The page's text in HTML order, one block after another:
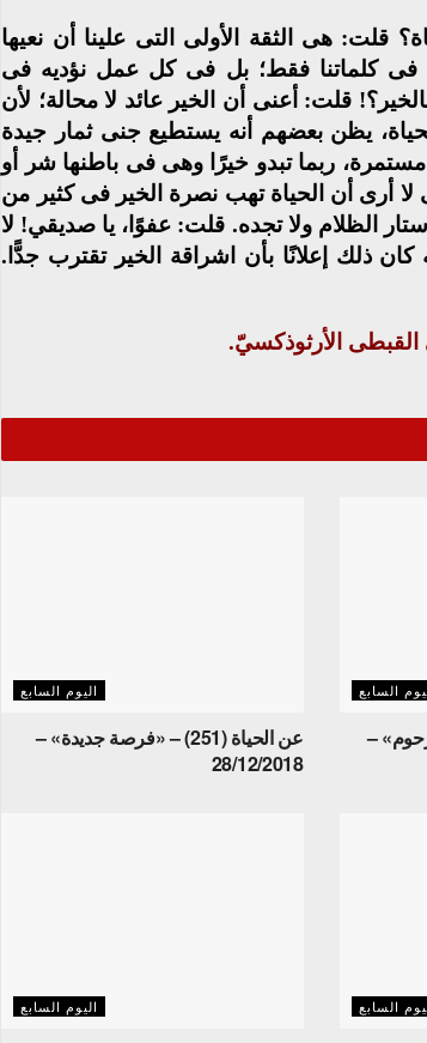
قلت: هى الثقة الأولى التى علينا أن نعيها
لا فى كلماتنا فقط؛ بل فى كل عمل نؤديه فى
قلت: أعنى أن الخير عائد لا محالة؛ لأن
يظن بعضهم أنه يستطيع جنى ثمار جيدة
ربما تبدو خيرًا وهى فى باطنها شر أو
أرى أن الحياة تهب نصرة الخير فى كثير من
الظلام ولا تجده. قلت: عفوًا، يا صديقي! لا
ذلك إعلانًا بأن اشراقة الخير تقترب جدًّا.
القبطى الأرثوذكسيّ.
السابع
الرحوم» –
اليوم السابع
عن الحياة (251) – «فرصة جديدة» –
28/12/2018
السابع اليوم السابع